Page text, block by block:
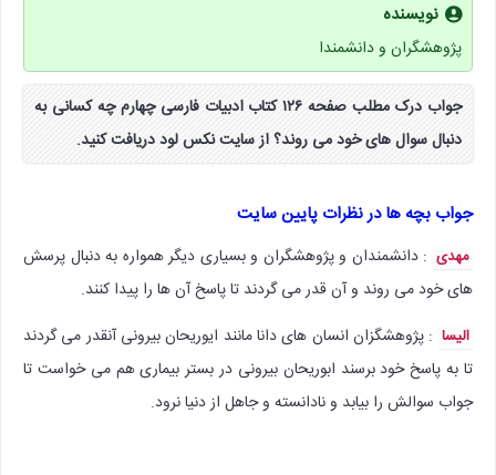
نویسنده
پژوهشگران و دانشمندا
جواب درک مطلب صفحه ۱۲۶ کتاب ادبیات فارسی چهارم چه کسانی به
دنبال سوال های خود می روند؟ از سایت نکس لود دریافت کنید.
جواب بچه ها در نظرات پایین سایت
مهدی : دانشمندان و پژوهشگران و بسیاری دیگر همواره به دنبال پرسش
های خود می روند و آن قدر می گردند تا پاسخ آن ها را پیدا کنند.
الیسا : پژوهشگزان انسان های دانا مانند ایوریحان بیرونی آنقدر می گردند
تا به پاسخ خود برسند ابوریحان بیرونی در بستر بیماری هم می خواست تا
جواب سوالش را بیابد و نادانسته و جاهل از دنیا نرود.